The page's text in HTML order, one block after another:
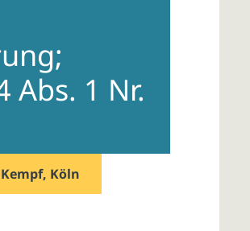
Abs. 1 Nr.
Köln